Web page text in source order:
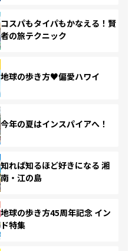
コスパもタイパもかなえる！賢
者の旅テクニック
地球の歩き方♥偏愛ハワイ
今年の夏はインスパイアへ！
知れば知るほど好きになる 湘
南・江の島
地球の歩き方45周年記念 イン
ド特集